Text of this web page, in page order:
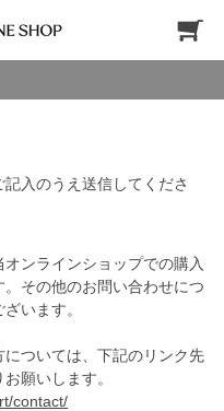
入のうえ送信してくださ
ンラインショップでの購入
その他のお問い合わせにつ
います。
については、下記のリンク先
願いします。
contact/